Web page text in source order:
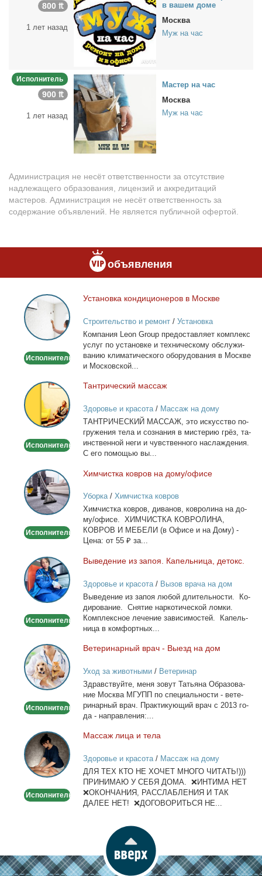
800 ₶
1 лет назад
в ва­шем до­ме
Москва
Муж на час
Исполнитель
900 ₶
1 лет назад
Ма­стер на час
Москва
Муж на час
Администрация не несёт ответственности за отсутствие
надлежащего образования, лицензий и аккредитаций
мастеров. Администрация не несёт ответственность за
содержание объявлений. Не является публичной офертой.
объявления
Установка
кондиционеров
в
Москве
Исполнитель
Уста­нов­ка кон­ди­ци­о­не­ров в Москве
Строительство и ремонт/ Установка
кондиционеров
Ком­па­ния Leon Group предо­став­ля­ет ком­плекс
услуг по уста­нов­ке и тех­ни­че­ско­му об­слу­жи­
ва­нию кли­ма­ти­че­ско­го обо­ру­до­ва­ния в Москве
и Мос­ков­ской...
Тантрический
массаж
Исполнитель
Тан­три­че­ский мас­саж
Здоровье и красота/ Массаж на дому
ТАНТРИЧЕСКИЙ МАССАЖ, это ис­кус­ство по­
гру­же­ния те­ла и со­зна­ния в ми­сте­рию грёз, та­
ин­ствен­ной неги и чув­ствен­но­го на­сла­жде­ния.
С его по­мо­щью вы...
Химчистка
ковров
на
дому/
Исполнитель
Хим­чист­ка ков­ров на до­му/офи­се
Уборка/ Химчистка ковров
Хим­чист­ка ков­ров, ди­ва­нов, ков­ро­ли­на на до­
му/офи­се. ХИМЧИСТКА КОВРОЛИНА,
КОВРОВ И МЕБЕЛИ (в Офи­се и на До­му) -
Це­на: от 55 ₽ за...
Выведение
из
запоя.
Капельница,
Исполнитель
Вы­ве­де­ние из за­поя. Ка­пель­ни­ца, де­токс.
Здоровье и красота/ Вызов врача на дом
Вы­ве­де­ние из за­поя лю­бой дли­тель­но­сти. Ко­
ди­ро­ва­ние. Сня­тие нар­ко­ти­че­ской лом­ки.
Ком­плекс­ное ле­че­ние за­ви­си­мо­стей. Ка­пель­
ни­ца в ком­форт­ных...
Ветеринарный
врач
-
Выезд
дом
Исполнитель
Ве­те­ри­нар­ный врач - Вы­езд на дом
Уход за животными/ Ветеринар
Здрав­ствуй­те, ме­ня зо­вут Та­тья­на Об­ра­зо­ва­
ние Москва МГУПП по спе­ци­аль­но­сти - ве­те­
ри­нар­ный врач. Прак­ти­ку­ю­щий врач с 2013 го­
да - на­прав­ле­ния:...
Массаж
лица
и
тела
Исполнитель
Мас­саж ли­ца и те­ла
Здоровье и красота/ Массаж на дому
ДЛЯ ТЕХ КТО НЕ ХОЧЕТ МНОГО ЧИТАТЬ!)))
ПРИНИМАЮ У СЕБЯ ДОМА. ❌ИНТИМА НЕТ
❌ОКОНЧАНИЯ, РАССЛАБЛЕНИЯ И ТАК
ДАЛЕЕ НЕТ! ❌ДОГОВОРИТЬСЯ НЕ...